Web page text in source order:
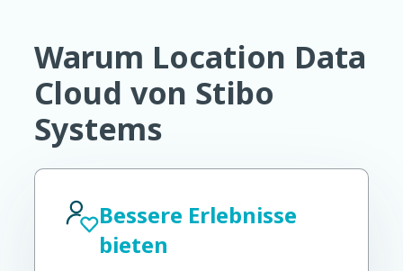
Warum Location Data
Cloud von Stibo
Systems
Bessere Erlebnisse
bieten